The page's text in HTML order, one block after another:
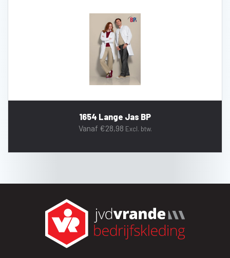
1654 Lange Jas BP
Vanaf €28,98 Excl. btw.